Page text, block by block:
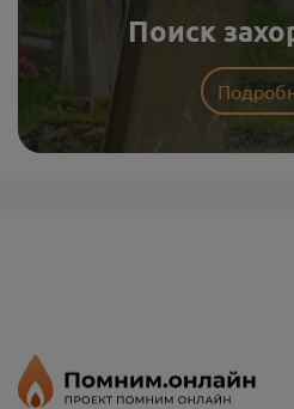
Поиск